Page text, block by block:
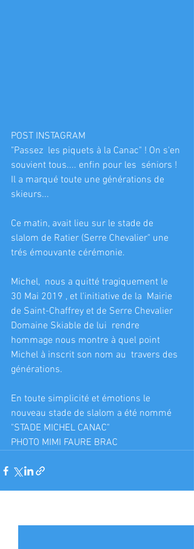
POST INSTAGRAM
"Passez  les piquets à la Canac" ! On s'en
souvient tous.... enfin pour les  séniors !
Il a marqué toute une générations de
skieurs...
Ce matin, avait lieu sur le stade de
slalom de Ratier (Serre Chevalier" une
trés émouvante cérémonie.
Michel,  nous a quitté tragiquement le
30 Mai 2019 , et l'initiative de la  Mairie
de Saint-Chaffrey et de Serre Chevalier
Domaine Skiable de lui  rendre
hommage nous montre à quel point
Michel à inscrit son nom au  travers des
générations.
En toute simplicité et émotions le
nouveau stade de slalom a été nommé
"STADE MICHEL CANAC"
PHOTO MIMI FAURE BRAC